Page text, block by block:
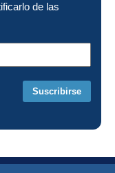
de las